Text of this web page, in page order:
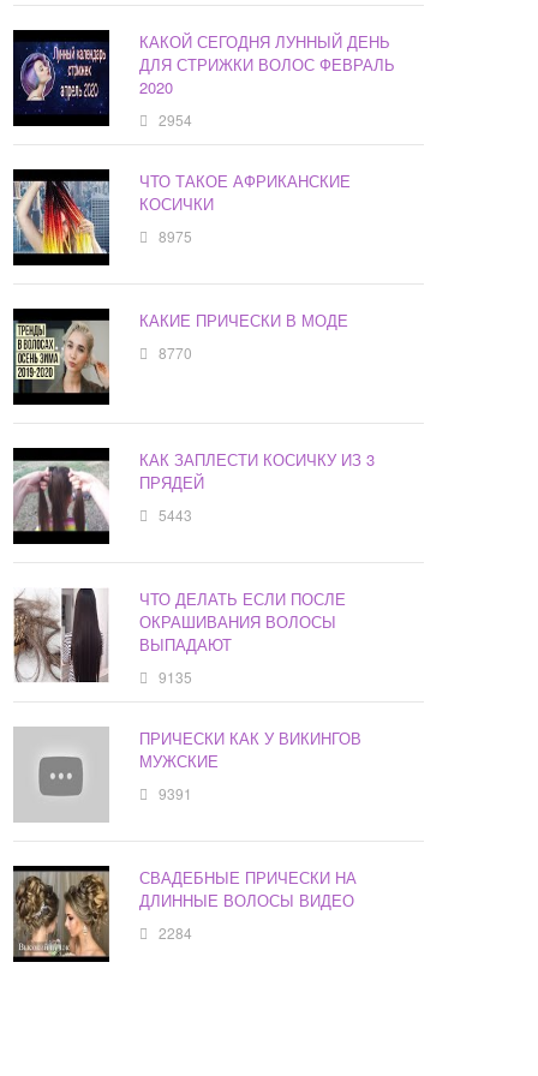
КАКОЙ СЕГОДНЯ ЛУННЫЙ ДЕНЬ
ДЛЯ СТРИЖКИ ВОЛОС ФЕВРАЛЬ
2020
2954
ЧТО ТАКОЕ АФРИКАНСКИЕ
КОСИЧКИ
8975
КАКИЕ ПРИЧЕСКИ В МОДЕ
8770
КАК ЗАПЛЕСТИ КОСИЧКУ ИЗ 3
ПРЯДЕЙ
5443
ЧТО ДЕЛАТЬ ЕСЛИ ПОСЛЕ
ОКРАШИВАНИЯ ВОЛОСЫ
ВЫПАДАЮТ
9135
ПРИЧЕСКИ КАК У ВИКИНГОВ
МУЖСКИЕ
9391
СВАДЕБНЫЕ ПРИЧЕСКИ НА
ДЛИННЫЕ ВОЛОСЫ ВИДЕО
2284